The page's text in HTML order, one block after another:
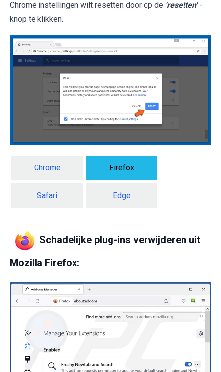
Chrome instellingen wilt resetten door op de 'resetten' -
knop te klikken.
Chrome Firefox
Safari Edge
Schadelijke plug-ins verwijderen uit
Mozilla Firefox: